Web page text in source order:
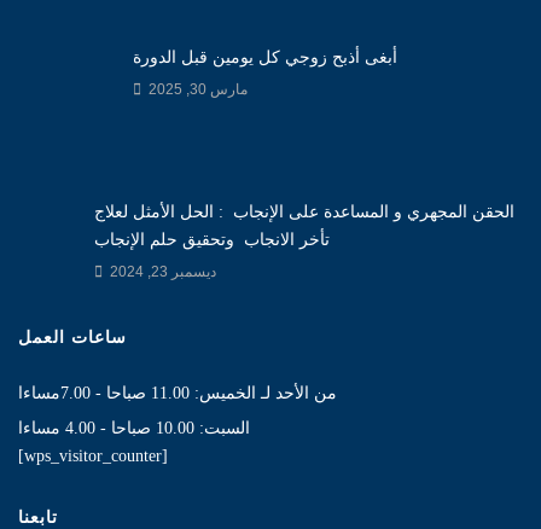
أبغى أذبح زوجي كل يومين قبل الدورة
مارس 30, 2025
الحقن المجهري و المساعدة على الإنجاب : الحل الأمثل لعلاج
تأخر الانجاب وتحقيق حلم الإنجاب
ديسمبر 23, 2024
ساعات العمل
من الأحد لـ الخميس: 11.00 صباحا - 7.00مساءا
السبت: 10.00 صباحا - 4.00 مساءا
[wps_visitor_counter]
تابعنا